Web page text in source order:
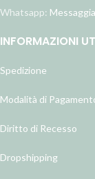
Whatsapp: Messaggia
INFORMAZIONI
Spedizione
Modalità di
Diritto di Recesso
Dropshipping